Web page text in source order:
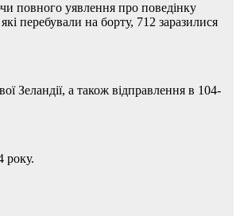
повного уявлення про поведінку
перебували на борту, 712 заразилися
Зеландії, а також відправлення в 104-
року.